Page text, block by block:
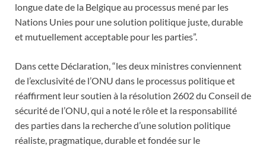
longue date de la Belgique au processus mené par les
Nations Unies pour une solution politique juste, durable
et mutuellement acceptable pour les parties”.
Dans cette Déclaration, “les deux ministres conviennent
de l’exclusivité de l’ONU dans le processus politique et
réaffirment leur soutien à la résolution 2602 du Conseil de
sécurité de l’ONU, qui a noté le rôle et la responsabilité
des parties dans la recherche d’une solution politique
réaliste, pragmatique, durable et fondée sur le